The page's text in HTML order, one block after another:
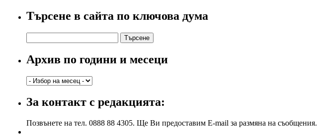
Търсене в сайта по ключова дума
за:
Архив по години и месеци
Архив
години
и
За контакт с редакцията:
Позвънете на тел. 0888 88 4305. Ще Ви предоставим E-mail за размяна на съобщения.